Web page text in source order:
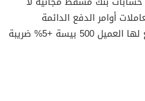
أوامر الدفع الدائمة
والتحويلات المجدولة التي يدفع لها العميل 500 بيسة +5% ضريبة